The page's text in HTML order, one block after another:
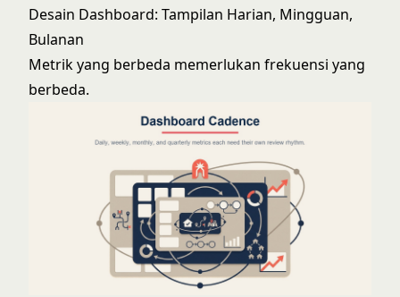
Desain Dashboard: Tampilan Harian, Mingguan,
Bulanan
Metrik yang berbeda memerlukan frekuensi yang
berbeda.